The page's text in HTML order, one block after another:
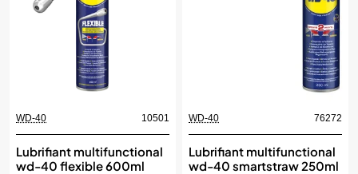
WD-40 10501
Lubrifiant multifunctional
wd-40 flexible 600ml
WD-40 76272
Lubrifiant multifunctional
wd-40 smartstraw 250ml